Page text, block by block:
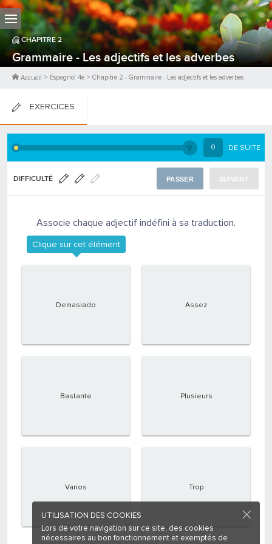
CHAPITRE2
Grammaire - Les adjectifs et les adverbes
Accueil > Espagnol 4e > Chapitre 2 - Grammaire - Les adjectifs et les adverbes
EXERCICES
FICHES DE COURS 0 DE SUITE
DIFFICULTÉ PASSER SUIVANT
Associe chaque adjectif indéfini à sa traduction.
Demasiado
Bastante
Varios
Assez
Plusieurs
Trop
Clique sur cet élément
UTILISATION DES COOKIES
Lors de votre navigation sur ce site, des cookies
nécessaires au bon fonctionnement et exemptés de